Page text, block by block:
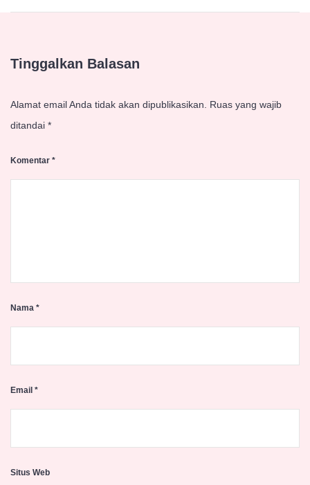
Tinggalkan Balasan
Alamat email Anda tidak akan dipublikasikan.
Ruas yang wajib
ditandai *
Komentar *
Nama *
Email *
Situs Web